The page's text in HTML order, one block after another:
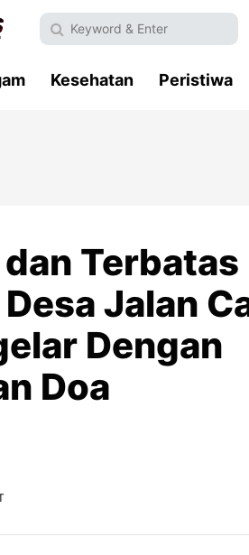
Kesehatan Peristiwa
Terbatas
Jalan
Dengan
Doa